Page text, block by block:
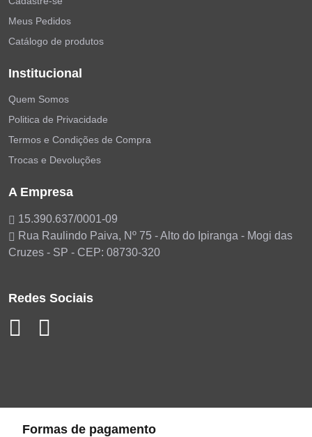
Meus Pedidos
Catálogo de produtos
Institucional
Quem Somos
Politica de Privacidade
Termos e Condições de Compra
Trocas e Devoluções
A Empresa
15.390.637/0001-09
Rua Raulindo Paiva, Nº 75 - Alto do Ipiranga - Mogi das
Cruzes - SP - CEP: 08730-320
Redes Sociais
Formas de pagamento